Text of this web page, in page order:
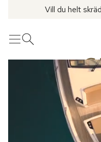
Vill du helt
MenyÖppna sök